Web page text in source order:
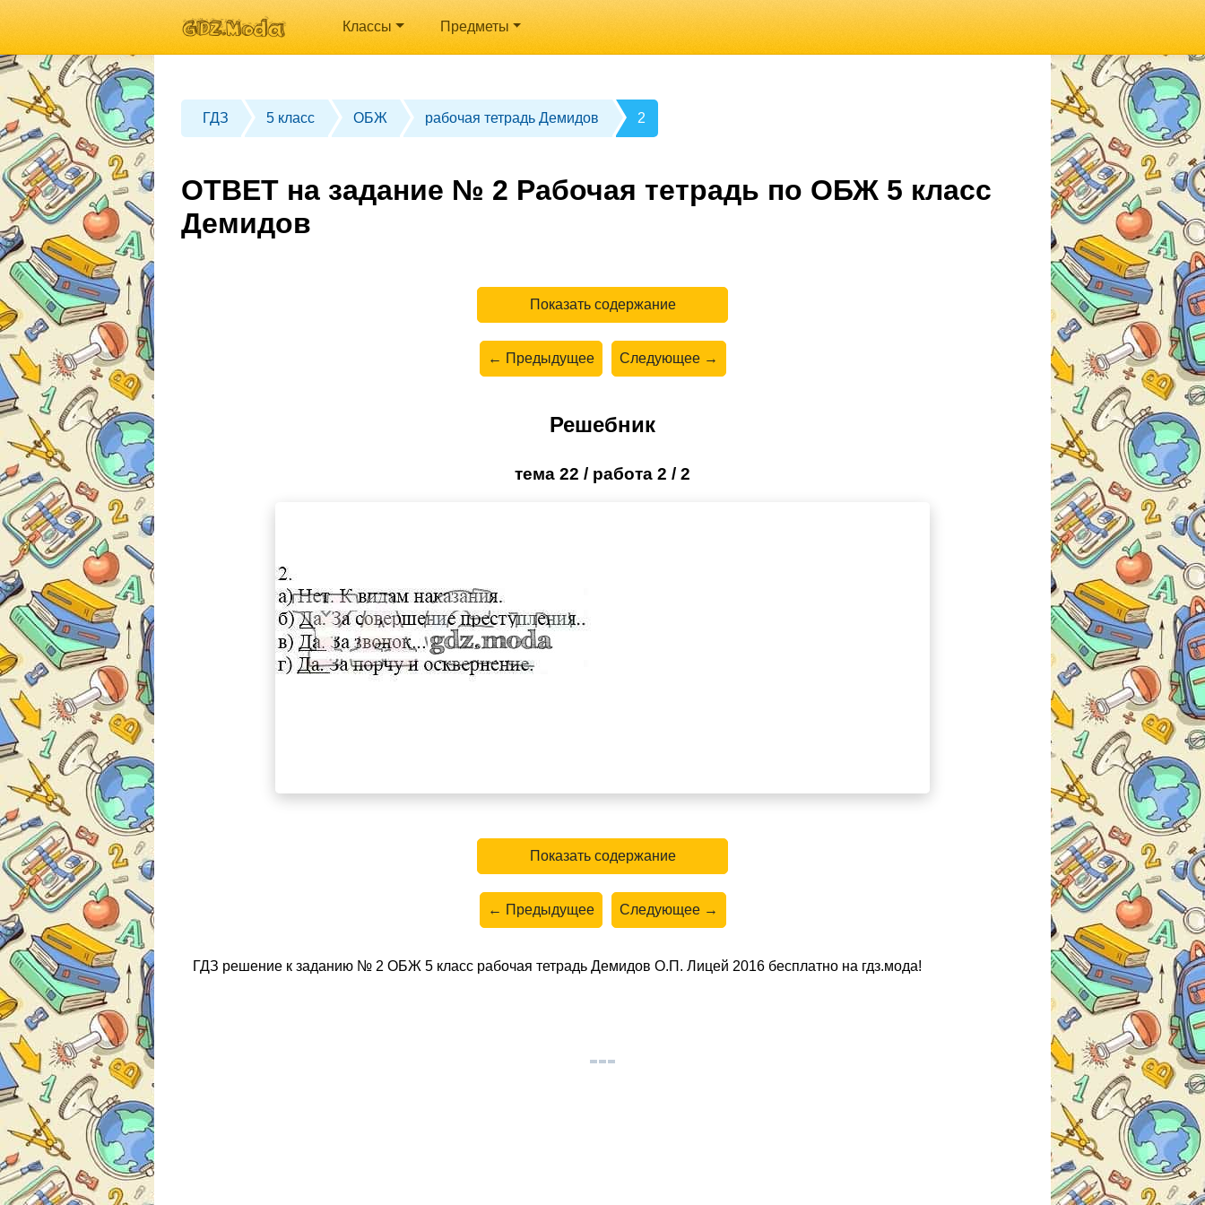
Классы Предметы
ГДЗ 5 класс ОБЖ рабочая тетрадь Демидов 2
ОТВЕТ на задание № 2 Рабочая тетрадь по ОБЖ 5 класс
Демидов
Показать содержание
← Предыдущее Следующее →
Решебник
тема 22 / работа 2 / 2
Показать содержание
← Предыдущее Следующее →
ГДЗ решение к заданию № 2 ОБЖ 5 класс рабочая тетрадь Демидов О.П. Лицей 2016 бесплатно на гдз.мода!